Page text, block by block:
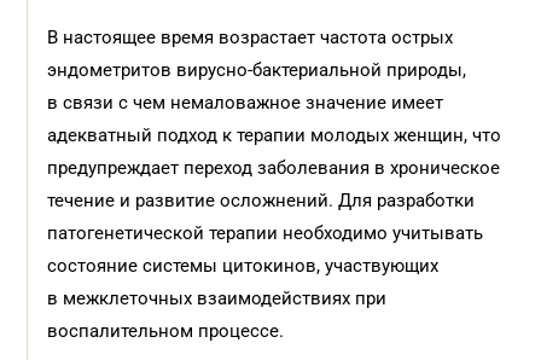
В настоящее время возрастает частота острых
эндометритов вирусно-бактериальной природы,
в связи с чем немаловажное значение имеет
адекватный подход к терапии молодых женщин, что
предупреждает переход заболевания в хроническое
течение и развитие осложнений. Для разработки
патогенетической терапии необходимо учитывать
состояние системы цитокинов, участвующих
в межклеточных взаимодействиях при
воспалительном процессе.